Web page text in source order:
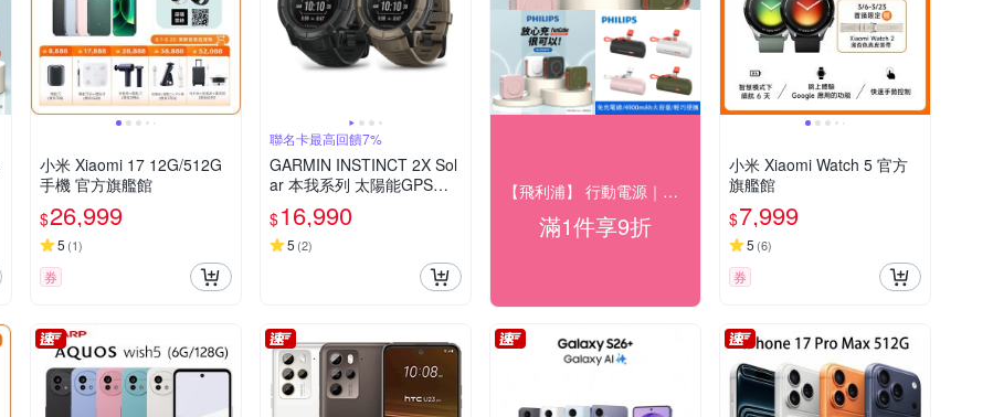
小米 Xiaomi 17 12G/512G
手機 官方旗艦館
$26,999
5 (1)
券
聯名卡最高回饋7%
GARMIN INSTINCT 2X Sol
ar 本我系列 太陽能GPS腕
錶 軍事戰術版
$16,990
5 (2)
【飛利浦】 行動電源｜充電座 結帳9折優惠
滿1件享9折
小米 Xiaomi Watch 5 官方
旗艦館
$7,999
5 (6)
券